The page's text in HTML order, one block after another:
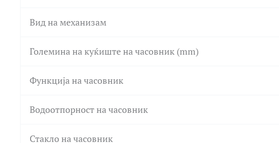
Вид на механизам
Големина на куќиште на часовник (mm)
Функција на часовник
Водоотпорност на часовник
Стакло на часовник